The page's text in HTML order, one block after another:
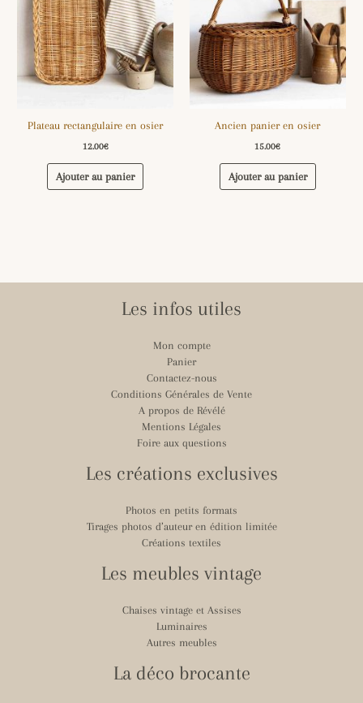
Plateau rectangulaire en osier
12.00€
Ajouter au panier
Ancien panier en osier
15.00€
Ajouter au panier
Les infos utiles
Mon compte
Panier
Contactez-nous
Conditions Générales de Vente
A propos de Révélé
Mentions Légales
Foire aux questions
Les créations exclusives
Photos en petits formats
Tirages photos d’auteur en édition limitée
Créations textiles
Les meubles vintage
Chaises vintage et Assises
Luminaires
Autres meubles
La déco brocante